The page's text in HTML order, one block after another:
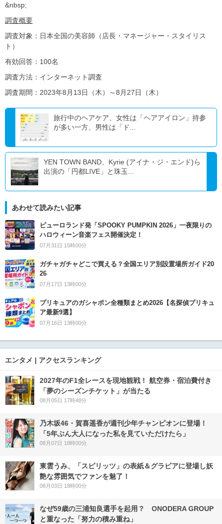
&nbsp;
調査概要
調査対象：日本全国の美容師（店⻑・マネージャー・スタイリス
ト）
有効回答：100名
調査方法：インターネット調査
調査期間：2023年8月13日（木）～8月27日（木）
旅行中のヘアケア、女性は「ヘアアイロン」持参
が多い一方、男性は「ド...
YEN TOWN BAND、Kyrie (アイナ・ジ・エンド)ら
出演の「円都LIVE」と珠玉...
あわせて読みたい記事
ピューロランド発「SPOOKY PUMPKIN 2026」一夜限りの
ハロウィーン音楽フェス開催決定！
07月31日 15時00分
ガチャガチャどこで買える？全国エリア別設置場所ガイド20
26
07月17日 13時00分
プリキュアのガシャポン全種類まとめ2026【名探偵プリキュ
ア最新9選】
07月16日 13時00分
エンタメ | アクセスランキング
2027年のF1全レースを現地観戦！ 航空券・宿泊費付き
「夢のシーズンチケット」が当たる
08月05日 17時48分
乃木坂46・賀喜遥香が週刊少年チャンピオンに登場！
「5年ぶん大人になった私を見ていただけたら」
08月07日 18時00分
東雲うみ、「スピリッツ」の表紙＆グラビアに登場し妖
艶な雰囲気でファンを魅了！
08月03日 18時00分
なぜ59歳の三浦知良選手を起用？ ONODERA GROUP
と重なった「努力の積み重ね」